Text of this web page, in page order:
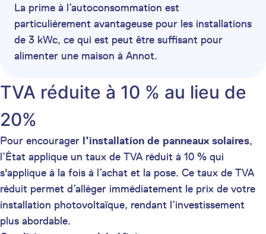
La prime à l’autoconsommation est
particulièrement avantageuse pour les installations
de 3 kWc, ce qui est peut être suffisant pour
alimenter une maison à Annot.
TVA réduite à 10 % au lieu de
20%
Pour encourager l’installation de panneaux solaires,
l’État applique un taux de TVA réduit à 10 % qui
s'applique à la fois à l’achat et la pose. Ce taux de TVA
réduit permet d’alléger immédiatement le prix de votre
installation photovoltaïque, rendant l’investissement
plus abordable.